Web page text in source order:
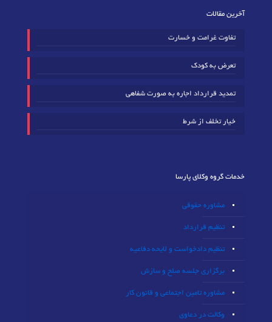
آخرین مقالات
تفاوت غرامت و خسارت
تعرض به کودک
تمدید قرارداد اجاره به صورت شفاهی
خیار تخلف از شرط
خدمات گروه وکلای پارسا
مشاوره حقوقی
تنظیم قرارداد
تنظیم دادخواست و لایحه دفاعیه
برگزاری جلسه صلح و سازش
مشاوره تامین اجتماعی و قانون کار
وکالت در دعاوی